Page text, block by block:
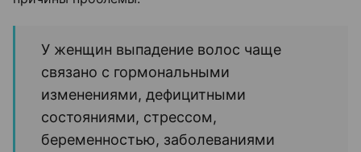
У женщин выпадение волос чаще
связано с гормональными
изменениями, дефицитными
состояниями, стрессом,
беременностью, заболеваниями